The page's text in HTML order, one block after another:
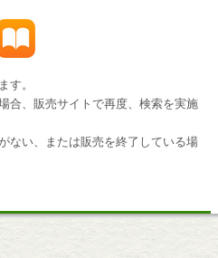
す。
合、販売サイトで再度、検索を実施
ない、または販売を終了している場